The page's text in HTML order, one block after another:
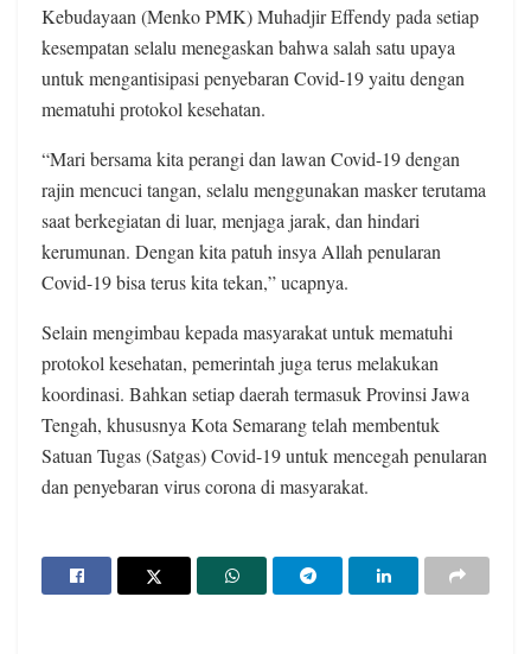
Kebudayaan (Menko PMK) Muhadjir Effendy pada setiap
kesempatan selalu menegaskan bahwa salah satu upaya
untuk mengantisipasi penyebaran Covid-19 yaitu dengan
mematuhi protokol kesehatan.
“Mari bersama kita perangi dan lawan Covid-19 dengan
rajin mencuci tangan, selalu menggunakan masker terutama
saat berkegiatan di luar, menjaga jarak, dan hindari
kerumunan. Dengan kita patuh insya Allah penularan
Covid-19 bisa terus kita tekan,” ucapnya.
Selain mengimbau kepada masyarakat untuk mematuhi
protokol kesehatan, pemerintah juga terus melakukan
koordinasi. Bahkan setiap daerah termasuk Provinsi Jawa
Tengah, khususnya Kota Semarang telah membentuk
Satuan Tugas (Satgas) Covid-19 untuk mencegah penularan
dan penyebaran virus corona di masyarakat.